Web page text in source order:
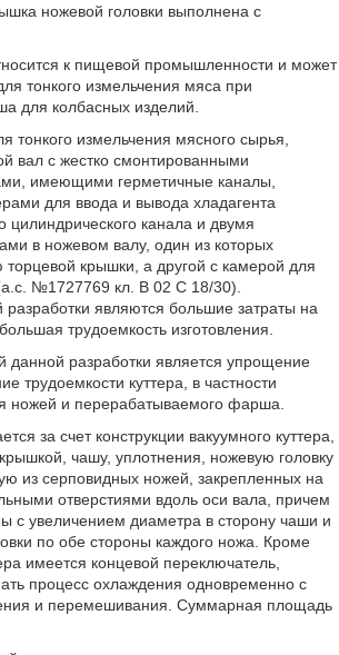
ножевой головки выполнена с
к пищевой промышленности и может
тонкого измельчения мяса при
для колбасных изделий.
тонкого измельчения мясного сырья,
вал с жестко смонтированными
имеющими герметичные каналы,
для ввода и вывода хладагента
цилиндрического канала и двумя
в ножевом валу, один из которых
крышки, а другой с камерой для
№1727769 кл. В 02 С 18/30).
разработки являются большие затраты на
трудоемкость изготовления.
данной разработки является упрощение
трудоемкости куттера, в частности
ножей и перерабатываемого фарша.
за счет конструкции вакуумного куттера,
чашу, уплотнения, ножевую головку
из серповидных ножей, закрепленных на
отверстиями вдоль оси вала, причем
с увеличением диаметра в сторону чаши и
по обе стороны каждого ножа. Кроме
имеется концевой переключатель,
процесс охлаждения одновременно с
и перемешивания. Суммарная площадь